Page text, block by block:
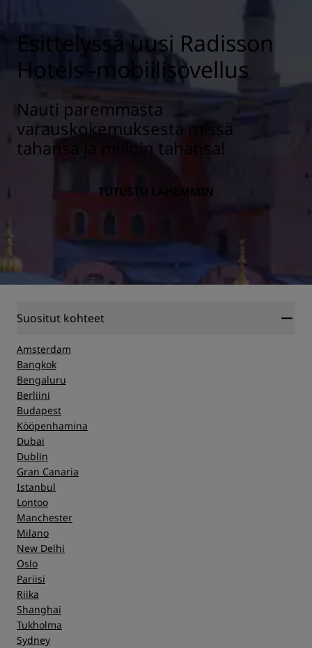
Esittelyssä uusi Radisson
Hotels -mobiilisovellus
Nauti paremmasta
varauskokemuksesta missä
tahansa ja milloin tahansa!
TUTUSTU LÄHEMMIN
Suositut kohteet
Amsterdam
Bangkok
Bengaluru
Berliini
Budapest
Kööpenhamina
Dubai
Dublin
Gran Canaria
Istanbul
Lontoo
Manchester
Milano
New Delhi
Oslo
Pariisi
Riika
Shanghai
Tukholma
Sydney